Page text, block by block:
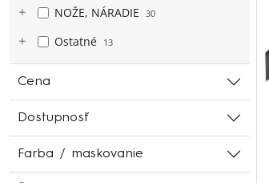
NOŽE, NÁRADIE 30
Ostatné 13
Cena
Dostupnosť
Farba / maskovanie